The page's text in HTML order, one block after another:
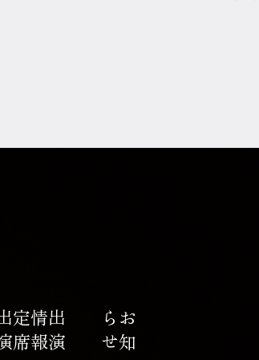
お
知
ら
せ
出
演
情
報
定
席
出
演
情